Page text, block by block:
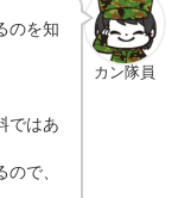
カン隊員
のを知
ではあ
で、